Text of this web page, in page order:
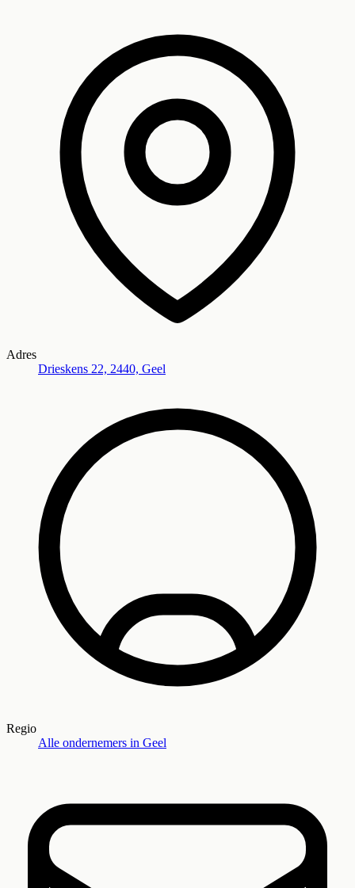
Adres
Drieskens 22, 2440, Geel
Regio
Alle ondernemers in Geel